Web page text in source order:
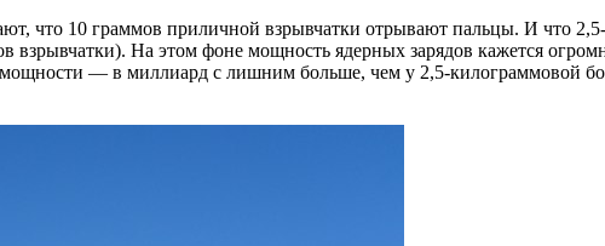
что 10 граммов приличной взрывчатки отрывают пальцы. И что
взрывчатки). На этом фоне мощность ядерных зарядов кажется
— в миллиард с лишним больше, чем у 2,5-килограммовой